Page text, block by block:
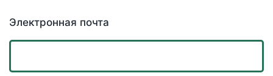
Электронная почта